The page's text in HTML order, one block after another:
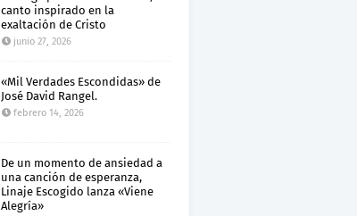
canto inspirado en la
exaltación de Cristo
junio 27, 2026
«Mil Verdades Escondidas» de
José David Rangel.
febrero 14, 2026
De un momento de ansiedad a
una canción de esperanza,
Linaje Escogido lanza «Viene
Alegría»